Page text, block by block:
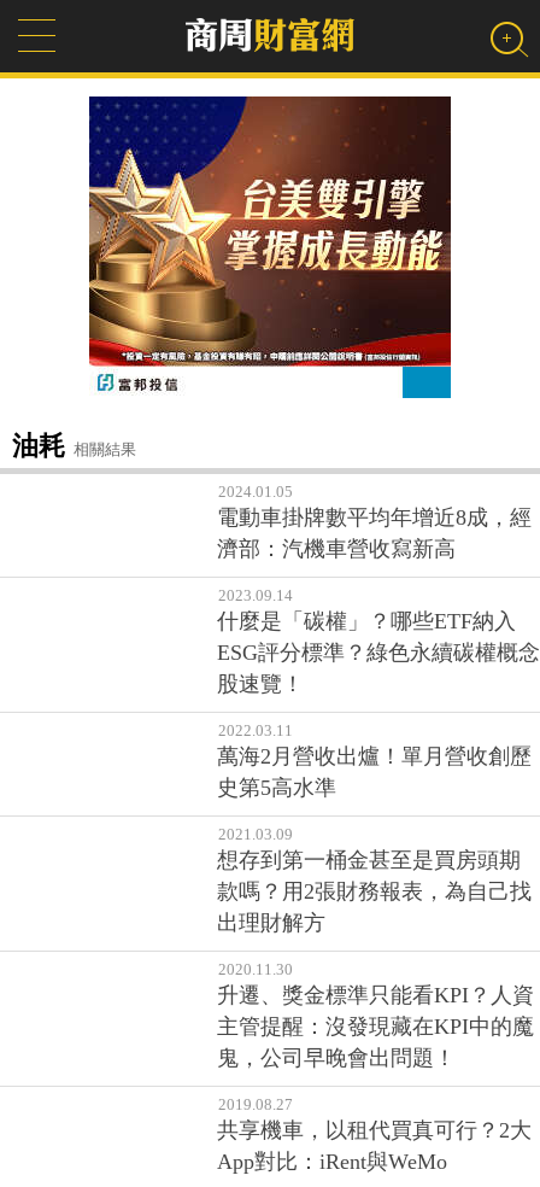
油耗 相關結果
2024.01.05
電動車掛牌數平均年增近8成，經
濟部：汽機車營收寫新高
2023.09.14
什麼是「碳權」？哪些ETF納入
ESG評分標準？綠色永續碳權概念
股速覽！
2022.03.11
萬海2月營收出爐！單月營收創歷
史第5高水準
2021.03.09
想存到第一桶金甚至是買房頭期
款嗎？用2張財務報表，為自己找
出理財解方
2020.11.30
升遷、獎金標準只能看KPI？人資
主管提醒：沒發現藏在KPI中的魔
鬼，公司早晚會出問題！
2019.08.27
共享機車，以租代買真可行？2大
App對比：iRent與WeMo